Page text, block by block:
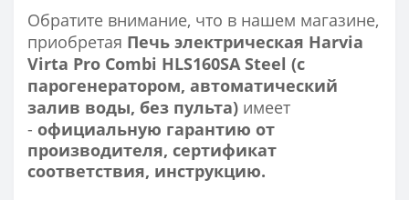
Обратите внимание, что в нашем магазине,
приобретая Печь электрическая Harvia
Virta Pro Combi HLS160SA Steel (с
парогенератором, автоматический
залив воды, без пульта) имеет
- официальную гарантию от
производителя, сертификат
соответствия, инструкцию.